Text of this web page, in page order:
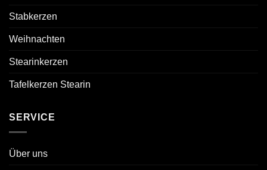
Stabkerzen
Weihnachten
Stearinkerzen
Tafelkerzen Stearin
SERVICE
Über uns